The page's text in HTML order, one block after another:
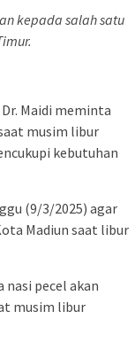
kepada salah satu
Maidi meminta
musim libur
kebutuhan
(9/3/2025) agar
Madiun saat libur
pecel akan
musim libur